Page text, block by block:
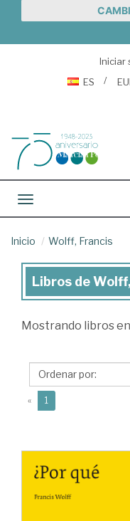
Iniciar
ES
Toggle navigation
Inicio Wolff, Francis
Libros
Wolff,
Libros de
Mostrando libros
« 1